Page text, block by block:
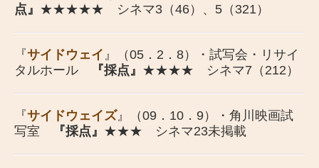
点』 ★★★★★ シネマ3（46）、5（321）
『サイドウェイ 』（05．2．8）・試写会・リサイ
タルホール
『採点』 ★★★★ シネマ7（212）
『サイドウェイズ』（09．10．9）・角川映画試
写室
『採点』 ★★★ シネマ23未掲載